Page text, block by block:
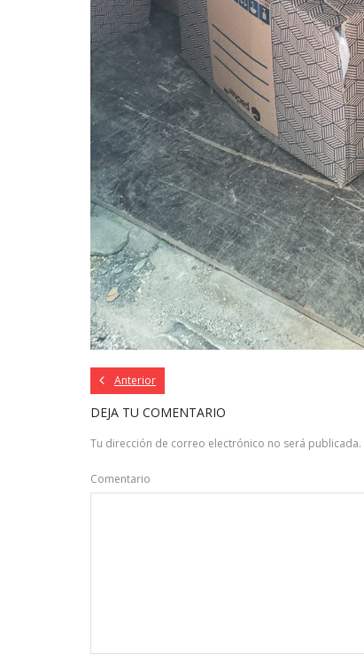
Anterior
DEJA TU COMENTARIO
Tu dirección de correo electrónico no será publicada.
Comentario